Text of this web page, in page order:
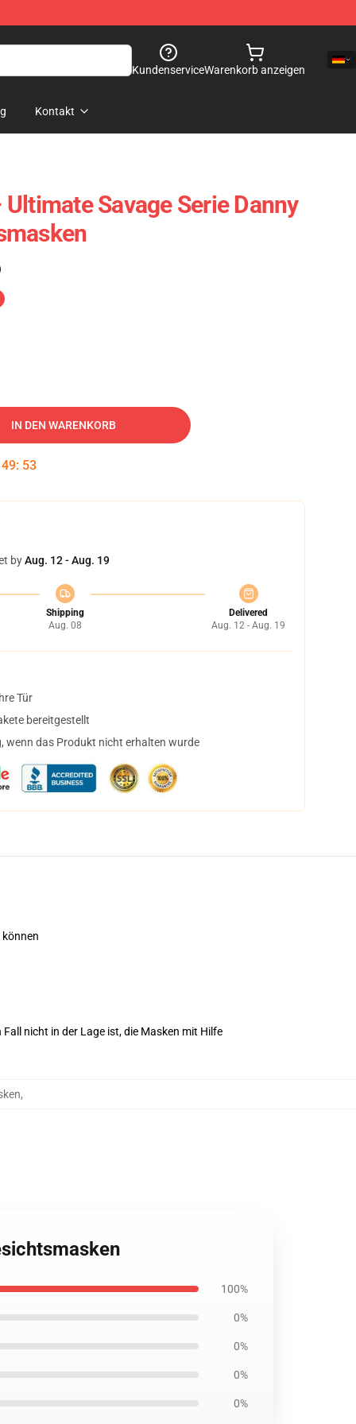
KundenserviceWarenkorb anzeigen
Kontakt
Savage Serie Danny
IN DEN WARENKORB
49: 52
byAug. 12 - Aug. 19
Shipping
Aug. 08
Delivered
Aug. 12 - Aug. 19
Tür
bereitgestellt
wenn das Produkt nicht erhalten wurde
nicht in der Lage ist, die Masken mit Hilfe
,
100%
0%
0%
0%
0%